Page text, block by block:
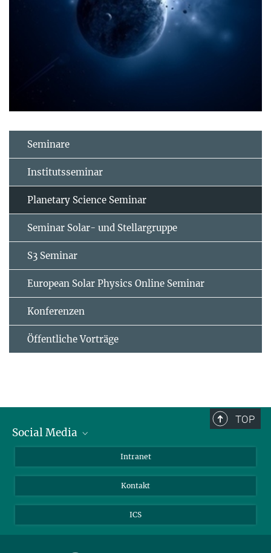
Seminare
Institutsseminar
Planetary Science Seminar
Seminar Solar- und Stellargruppe
S3 Seminar
European Solar Physics Online Seminar
Konferenzen
Öffentliche Vorträge
TOP
Social Media
Facebook
Instagram
Intranet
Kontakt
ICS